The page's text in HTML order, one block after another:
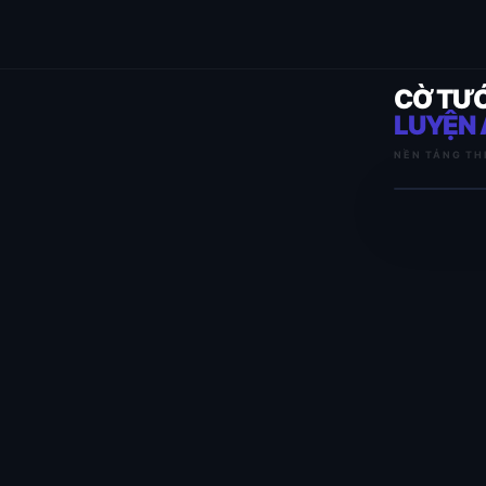
CỜ
LUYỆN
NỀN TẢNG